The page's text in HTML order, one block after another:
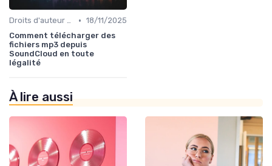
Droits d'auteur et SACEM • 18/11/2025
Comment télécharger des
fichiers mp3 depuis
SoundCloud en toute
légalité
À lire aussi